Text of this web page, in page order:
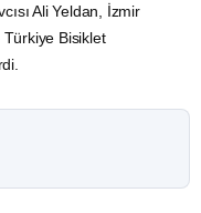
Ali Yeldan, İzmir
Türkiye Bisiklet